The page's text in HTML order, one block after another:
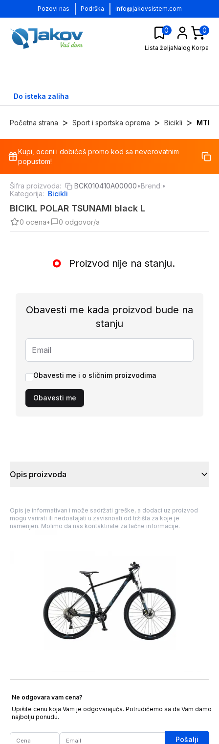
Pozovi nas Podrška info@jakovsistem.com
0
Lista željaNalog
0
Korpa
Do isteka zaliha
Početna strana > Sport i sportska oprema > Bicikli > MTB
%
Kupi, oceni i dobićeš promo kod sa neverovatnim
popustom!
Šifra proizvoda: BCK010410A00000•Brend:•
Kategorija: Bicikli
BICIKL POLAR TSUNAMI black L
0 ocena• 0 odgovor/a
Proizvod nije na stanju.
Obavesti me kada proizvod bude na
stanju
Obavesti me i o sličnim proizvodima
Obavesti me
Opis proizvoda
Opis je informativan i može sadržati greške, a dodaci uz proizvod
mogu varirati ili nedostajati u zavisnosti od tržišta za koje je
namenjen. Molimo da nas kontaktirate za tačne informacije.
Ne odgovara vam cena?
Upišite cenu koja Vam je odgovarajuća. Potrudićemo sa da Vam damo
najbolju ponudu.
Pošalji